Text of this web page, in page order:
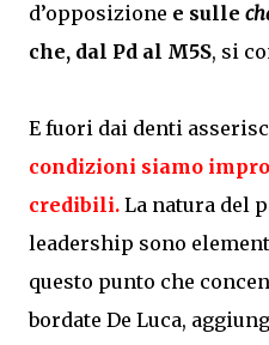
d’opposizione e sulle
che, dal Pd al M5S, si
E fuori dai denti
condizioni siamo
credibili. La natura del
leadership sono
questo punto che
bordate De Luca,